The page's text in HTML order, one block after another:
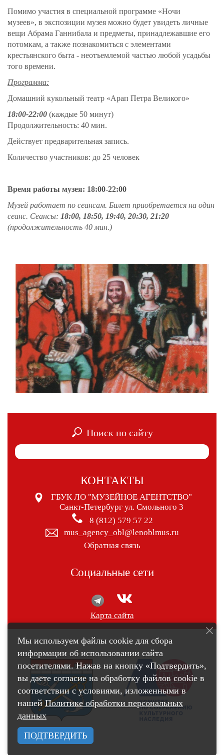
Помимо участия в специальной программе «Ночи
музеев», в экспозиции музея можно будет увидеть личные
вещи Абрама Ганнибала и предметы, принадлежавшие его
потомкам, а также познакомиться с элементами
крестьянского быта - неотъемлемой частью любой усадьбы
того времени.
Программа:
Домашний кукольный театр «Арап Петра Великого»
18:00-22:00 (каждые 50 минут)
Продолжительность: 40 мин.
Действует предварительная запись.
Количество участников: до 25 человек
Время работы музея: 18:00-22:00
Музей работает по сеансам. Билет приобретается на один
сеанс. Сеансы: 18:00, 18:50, 19:40, 20:30, 21:20
(продолжительность 40 мин.)
Поиск по сайту
КОНТАКТЫ
ГБУК ЛО "МУЗЕЙНОЕ АГЕНТСТВО"
Санкт-Петербург ул. Смольного 3
8 (812) 579 57 22
mus_agency_obl@lenoblmus.ru
Обратная связь
Социальные сети
Карта сайта
счетчик pro.culture.ru
Мы используем файлы cookie для сбора
информации об использовании сайта
посетителями. Нажав на кнопку «Подтвердить»,
вы даете согласие на обработку файлов cookie в
соответствии с условиями, изложенными в
нашей Политике обработки персональных
данных
ПОДТВЕРДИТЬ